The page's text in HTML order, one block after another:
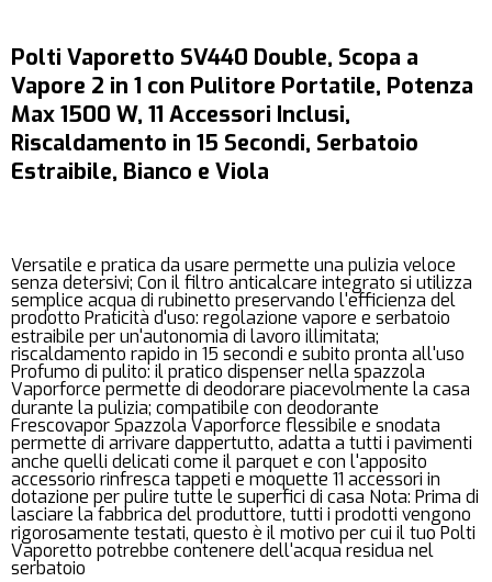
Polti Vaporetto SV440 Double, Scopa a
Vapore 2 in 1 con Pulitore Portatile, Potenza
Max 1500 W, 11 Accessori Inclusi,
Riscaldamento in 15 Secondi, Serbatoio
Estraibile, Bianco e Viola
Versatile e pratica da usare permette una pulizia veloce
senza detersivi; Con il filtro anticalcare integrato si utilizza
semplice acqua di rubinetto preservando l'efficienza del
prodotto Praticità d'uso: regolazione vapore e serbatoio
estraibile per un'autonomia di lavoro illimitata;
riscaldamento rapido in 15 secondi e subito pronta all'uso
Profumo di pulito: il pratico dispenser nella spazzola
Vaporforce permette di deodorare piacevolmente la casa
durante la pulizia; compatibile con deodorante
Frescovapor Spazzola Vaporforce flessibile e snodata
permette di arrivare dappertutto, adatta a tutti i pavimenti
anche quelli delicati come il parquet e con l'apposito
accessorio rinfresca tappeti e moquette 11 accessori in
dotazione per pulire tutte le superfici di casa Nota: Prima di
lasciare la fabbrica del produttore, tutti i prodotti vengono
rigorosamente testati, questo è il motivo per cui il tuo Polti
Vaporetto potrebbe contenere dell'acqua residua nel
serbatoio